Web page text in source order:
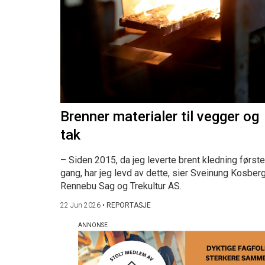
Brenner materialer til vegger og
tak
– Siden 2015, da jeg leverte brent kledning første
gang, har jeg levd av dette, sier Sveinung
Rennebu Sag og Trekultur AS.
22 Jun 2026 • REPORTASJE